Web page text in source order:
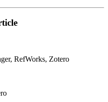
RefWorks, Zotero